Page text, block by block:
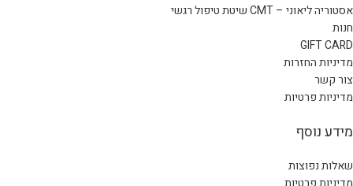
אסטוריה ליאוני – CMT שיטת טיפול רגשי
חנות
GIFT CARD
מדיניות החזרות
צור קשר
מדיניות פרטיות
מידע נוסף
שאלות נפוצות